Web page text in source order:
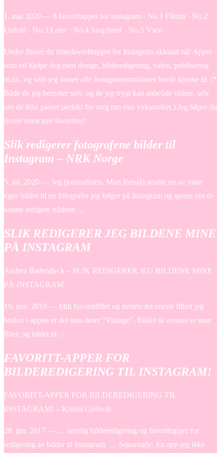
1. mai 2020 — 8 favorittapper for instagram · No.1 Filmm · No.2
Unfold · No.3 Later · No.4 SnapSeed · No.5 Vsco.
Under finner du minefavorittapper for Instagram akkurat nå! Apper
som vil hjelpe deg med design, bilderedigering, video, publisering
m.m., og som jeg mener alle instagramentusiaster burde kjenne til. (*
Både de jeg benytter selv, og de jeg trygt kan anbefale videre, selv
om de ikke passet perfekt for meg om min virksomhet.) Jeg håper du
finner noen nye favoritter!
Slik redigerer fotografene bilder til
Instagram – NRK Norge
5. jul. 2020 — Jeg (journalisten, Mari Reisjå) sendte tre av mine
egne bilder til tre fotografer jeg følger på Instagram og spurte om de
kunne redigere bildene …
SLIK REDIGERER JEG BILDENE MINE
PÅ INSTAGRAM
Andrea Badendyck – SLIK REDIGERER JEG BILDENE MINE
PÅ INSTAGRAM
19. nov. 2019 — Mitt favorittfilter og nesten det eneste filtret jeg
bruker i appen er det som heter “Vintage”. Bildet til venstre er uten
filter, og bildet til …
FAVORITT-APPER FOR
BILDEREDIGERING TIL INSTAGRAM!
FAVORITT-APPER FOR BILDEREDIGERING TIL
INSTAGRAM! – Kristin Gjelsvik
28. jun. 2017 — … nemlig bilderedigering og favorittapper for
redigering av bilder til Instagram. … Squaready: En app jeg ikke